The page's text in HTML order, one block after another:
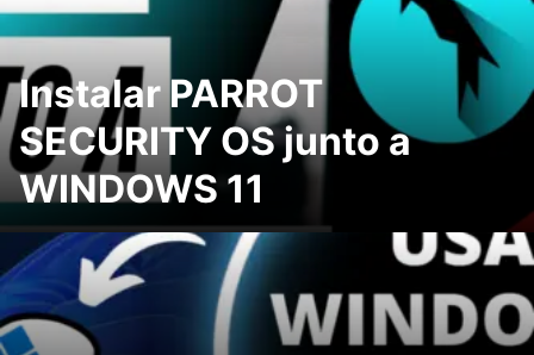
Instalar PARROT
SECURITY OS junto a
WINDOWS 11